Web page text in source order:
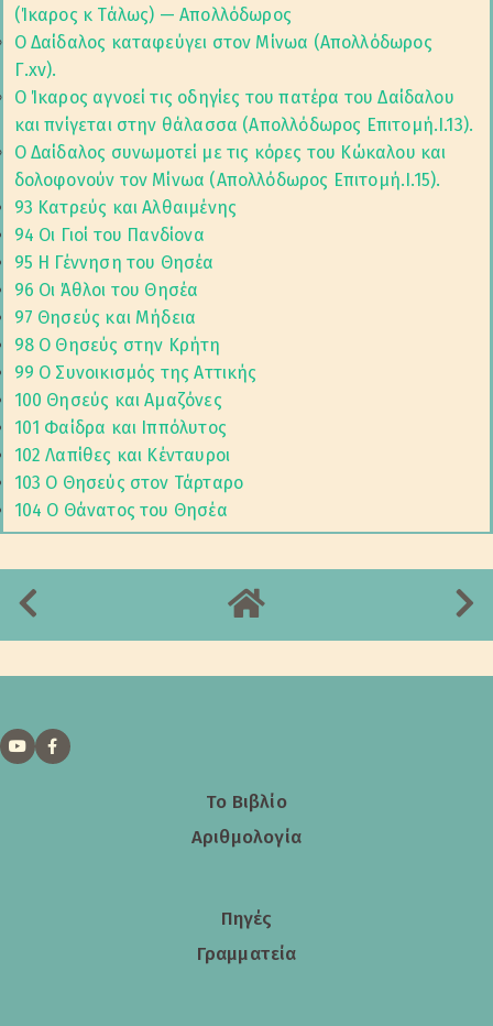
(Ίκαρος κ Τάλως) — Απολλόδωρος
Ο Δαίδαλος καταφεύγει στον Μίνωα (Απολλόδωρος
Γ.xv).
Ο Ίκαρος αγνοεί τις οδηγίες του πατέρα του Δαίδαλου
και πνίγεται στην θάλασσα (Απολλόδωρος Επιτομή.I.13).
Ο Δαίδαλος συνωμοτεί με τις κόρες του Κώκαλου και
δολοφονούν τον Μίνωα (Απολλόδωρος Επιτομή.I.15).
93 Κατρεύς και Αλθαιμένης
94 Οι Γιοί του Πανδίονα
95 Η Γέννηση του Θησέα
96 Οι Άθλοι του Θησέα
97 Θησεύς και Μήδεια
98 Ο Θησεύς στην Κρήτη
99 Ο Συνοικισμός της Αττικής
100 Θησεύς και Αμαζόνες
101 Φαίδρα και Ιππόλυτος
102 Λαπίθες και Κένταυροι
103 Ο Θησεύς στον Τάρταρο
104 Ο Θάνατος του Θησέα
Το Βιβλίο
Αριθμολογία
Πηγές
Γραμματεία